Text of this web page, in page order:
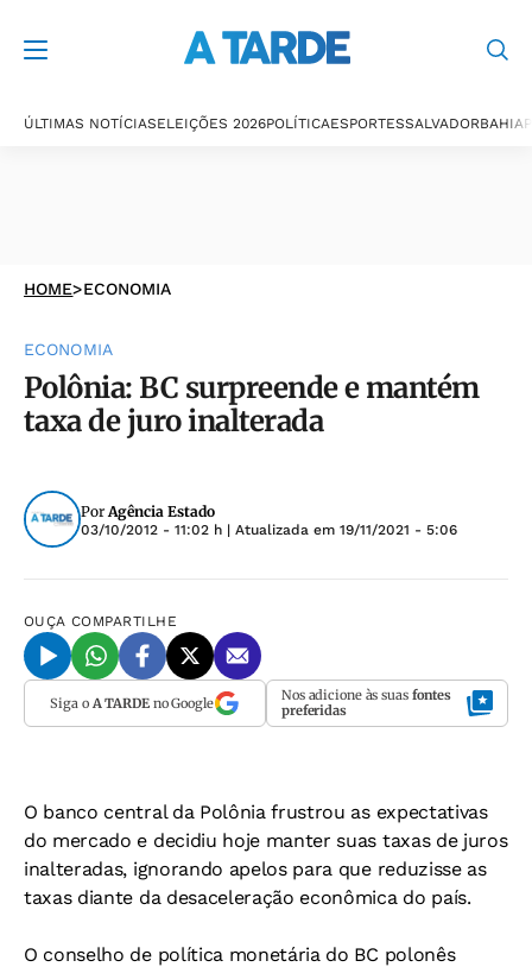
ÚLTIMAS NOTÍCIASELEIÇÕES 2026POLÍTICAESPORTESSALVADORBAHIA
HOME>ECONOMIA
ECONOMIA
Polônia: BC surpreende e mantém
taxa de juro inalterada
PorAgência Estado
03/10/2012 - 11:02 h | Atualizada em 19/11/2021 - 5:06
OUÇA COMPARTILHE
Siga o A TARDEno Google Nos adicione às suas fontes
preferidas
O banco central da Polônia frustrou as expectativas
do mercado e decidiu hoje manter suas taxas de juros
inalteradas, ignorando apelos para que reduzisse as
taxas diante da desaceleração econômica do país.
O conselho de política monetária do BC polonês